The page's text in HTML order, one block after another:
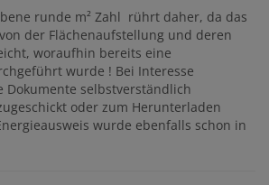
runde m² Zahl rührt daher, da das
der Flächenaufstellung und deren
woraufhin bereits eine
wurde ! Bei Interesse
Dokumente selbstverständlich
oder zum Herunterladen
wurde ebenfalls schon in